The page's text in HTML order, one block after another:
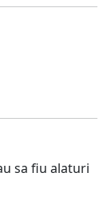
sa fiu alaturi